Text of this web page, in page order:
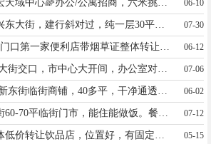
皓顺尊旁🔥金宏天域中心🌈办公/公寓招商，六米挑高🌈做好挑空及基础装修，租一百平送五十平☎️18830904704 06-10
门市出租，新兴东大街，建行斜对过，纯一层30平门市。15369969575 07-30
06-12
钢铁路与中兴大街交口，市中心大开间，办公室对外出租，面积300-850平米，价格面议18631986527 07-06
06-02
07-12
05-15